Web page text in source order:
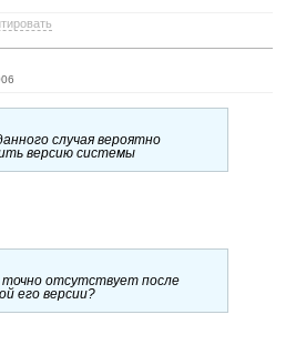
случая вероятно
версию системы
отсутствует после
его версии?